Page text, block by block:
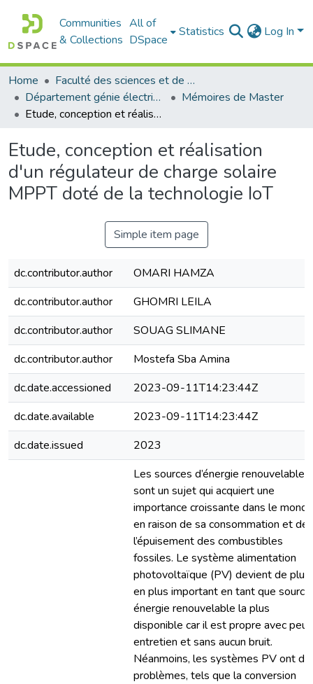
Communities
& Collections
All of
DSpace
Statistics Log In
Home
Faculté des sciences et de la technologie
Département génie électrique
Mémoires de Master
Etude, conception et réalisation d'un régulateur de charge solaire MPPT doté de la technologie IoT
Etude, conception et réalisation
d'un régulateur de charge solaire
MPPT doté de la technologie IoT
Simple item page
dc.contributor.author
OMARI HAMZA
dc.contributor.author
GHOMRI LEILA
dc.contributor.author
SOUAG SLIMANE
dc.contributor.author
Mostefa Sba Amina
dc.date.accessioned
2023-09-11T14:23:44Z
dc.date.available
2023-09-11T14:23:44Z
dc.date.issued
2023
Les sources d’énergie renouvelables
sont un sujet qui acquiert une
importance croissante dans le monde
en raison de sa consommation et de
l’épuisement des combustibles
fossiles. Le système alimentation
photovoltaïque (PV) devient de plus
en plus important en tant que source
énergie renouvelable la plus
disponible car il est propre avec peu
entretien et sans aucun bruit.
Néanmoins, les systèmes PV ont
problèmes, tels que la conversion